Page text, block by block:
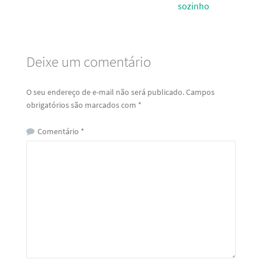
sozinho
Deixe um comentário
O seu endereço de e-mail não será publicado.Campos
obrigatórios são marcados com *
Comentário *